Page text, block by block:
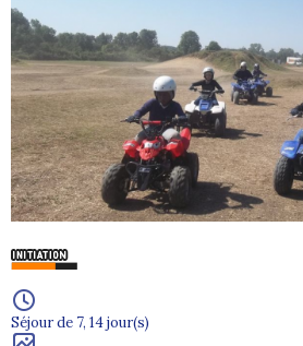
Séjour de 7, 14 jour(s)